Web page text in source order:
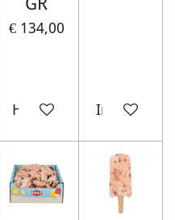
€ 134,00
Houd mij op de hoogte
In